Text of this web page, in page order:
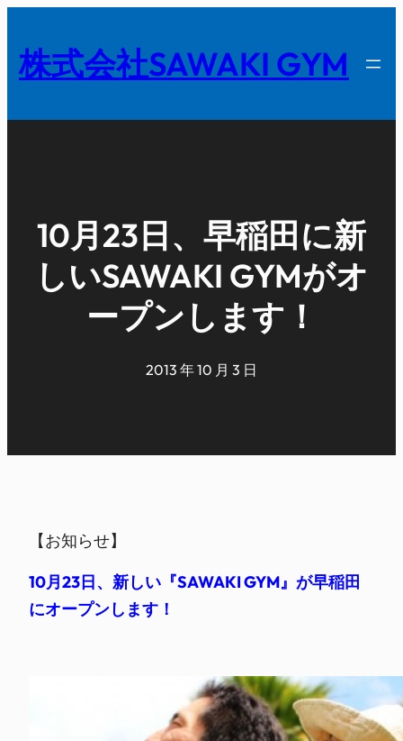
を
キ
株式会社SAWAKI GYM
10月23日、早稲田に新
しいSAWAKI GYMがオ
ープンします！
2013 年 10 月 3 日
【お知らせ】
10月23日、新しい『SAWAKI GYM』が早稲田
にオープンします！